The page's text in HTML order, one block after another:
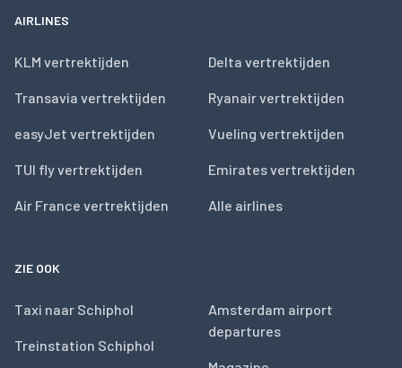
AIRLINES
KLM vertrektijden
Transavia vertrektijden
easyJet vertrektijden
TUI fly vertrektijden
Air France vertrektijden
Delta vertrektijden
Ryanair vertrektijden
Vueling vertrektijden
Emirates vertrektijden
Alle airlines
ZIE OOK
Taxi naar Schiphol
Treinstation Schiphol
Amsterdam airport
departures